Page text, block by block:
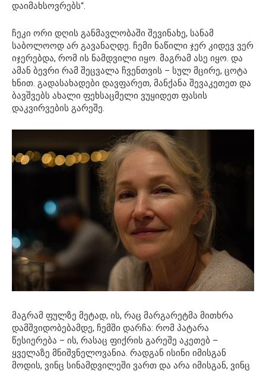
დაიმახსოვრებს“.
ჩეკი ორი დღის განმავლობაში შევინახე, სანამ
საბოლოოდ არ გავანაღდე. ჩემი ნაწილი ჯერ კიდევ ვერ
იჯერებდა, რომ ის ნამდვილი იყო. მაგრამ ასე იყო. და
ამან ბევრი რამ შეცვალა ჩვენთვის – სულ მცირე, ცოტა
ხნით. გადასახადები დავფარეთ, მანქანა შევაკეთეთ და
ბავშვებს ახალი ფეხსაცმელი ვუყიდეთ ფასის
დაკვირვების გარეშე.
მაგრამ ფულზე მეტად, ის, რაც მარგარეტმა მითხრა
დამშვიდობებამდე, ჩემში დარჩა: რომ პატარა
წესიერება – ის, რასაც ფიქრის გარეშე აკეთებ –
ყველაზე მნიშვნელოვანია. რადგან ისინი იმისგან
მოდის, ვინც სინამდვილეში ვართ და არა იმისგან, ვინც